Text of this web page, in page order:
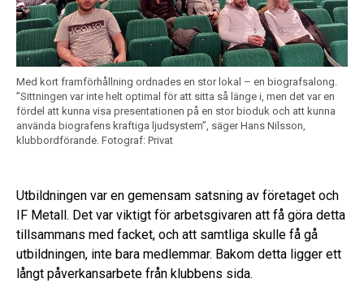
Med kort framförhållning ordnades en stor lokal – en biografsalong.
”Sittningen var inte helt optimal för att sitta så länge i, men det var en
fördel att kunna visa presentationen på en stor bioduk och att kunna
använda biografens kraftiga ljudsystem”, säger Hans Nilsson,
klubbordförande. Fotograf: Privat
Utbildningen var en gemensam satsning av företaget och
IF Metall. Det var viktigt för arbetsgivaren att få göra detta
tillsammans med facket, och att samtliga skulle få gå
utbildningen, inte bara medlemmar. Bakom detta ligger ett
långt påverkansarbete från klubbens sida.